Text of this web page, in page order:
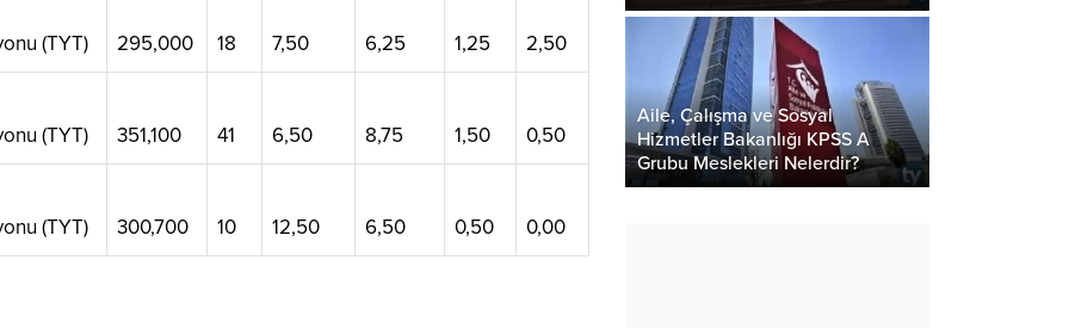
(TYT)
295,000 18 7,50 6,25 1,25 2,50
(TYT)
351,100 41 6,50 8,75 1,50 0,50
(TYT)
300,700 10 12,50 6,50 0,50 0,00
Aile, Çalışma ve Sosyal
Hizmetler Bakanlığı KPSS A
Grubu Meslekleri Nelerdir?